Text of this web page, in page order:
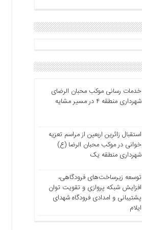
خدمات رسانی موکب محبان الرضای
شهرداری منطقه ۴ در مسیر مشایه
استقبال زائرین اربعین از مراسم تعزیه
خوانی در موکب محبان الرضا (ع)
شهرداری منطقه یک
توسعه زیرساخت‌های فرودگاهی،
افزایش شبکه پروازی و تقویت توان
پشتیبانی و امدادی فرودگاه شهدای
ایلام